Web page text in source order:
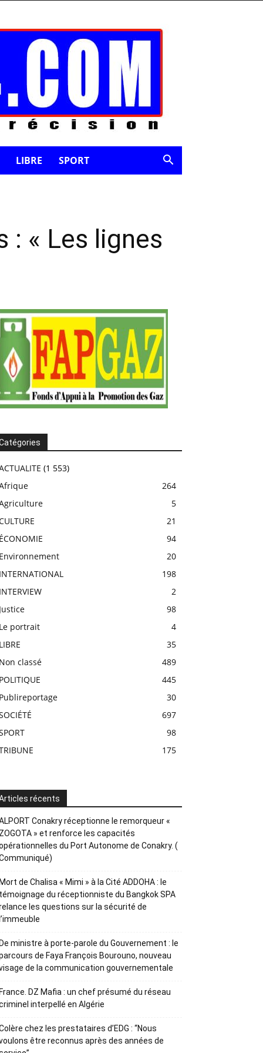
LIBRE SPORT
: « Les lignes
(1 553)
264
5
21
ÉCONOMIE
94
Environnement
20
INTERNATIONAL
198
INTERVIEW
2
Justice
98
Le portrait
4
LIBRE
35
Non classé
489
POLITIQUE
445
Publireportage
30
697
98
175
récents
Conakry réceptionne le remorqueur «
ZOGOTA » et renforce les capacités
du Port Autonome de Conakry. (
Mort de Chalisa « Mimi » à la Cité ADDOHA : le
témoignage du réceptionniste du Bangkok SPA
les questions sur la sécurité de
l’immeuble
De ministre à porte-parole du Gouvernement : le
de Faya François Bourouno, nouveau
de la communication gouvernementale
France. DZ Mafia : un chef présumé du réseau
interpellé en Algérie
chez les prestataires d’EDG : “Nous
être reconnus après des années de